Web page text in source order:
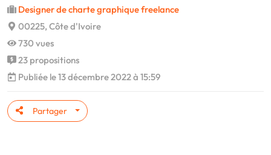
Designer de charte graphique freelance
00225, Côte d'Ivoire
730 vues
23 propositions
Publiée le 13 décembre 2022 à 15:59
Partager